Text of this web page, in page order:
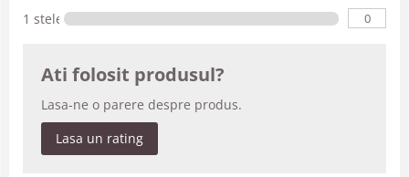
1 stele 0
Ati folosit produsul?
Lasa-ne o parere despre produs.
Lasa un rating